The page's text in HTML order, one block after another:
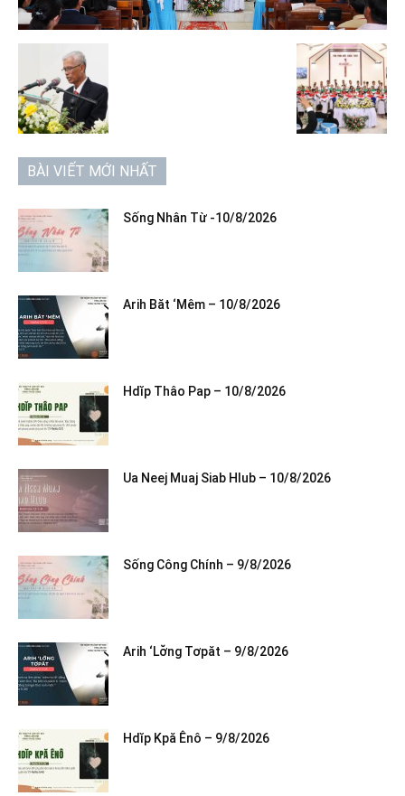
BÀI VIẾT MỚI NHẤT
Sống Nhân Từ -10/8/2026
Arih Băt ‘Mêm – 10/8/2026
Hdĭp Thâo Pap – 10/8/2026
Ua Neej Muaj Siab Hlub – 10/8/2026
Sống Công Chính – 9/8/2026
Arih ‘Lơ̆ng Tơpăt – 9/8/2026
Hdĭp Kpă Ênô – 9/8/2026